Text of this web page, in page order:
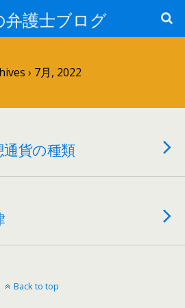
弁護士ブログ
› 7月, 2022
貨の種類
Back to top